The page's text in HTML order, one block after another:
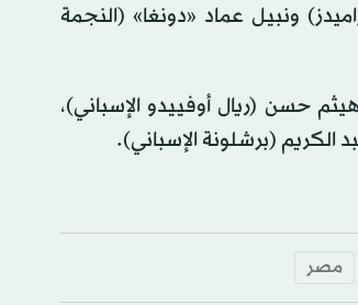
ونبيل عماد «دونغا» (النجمة
حسن (ريال أوفييدو الإسباني)،
الكريم (برشلونة الإسباني).
مصر